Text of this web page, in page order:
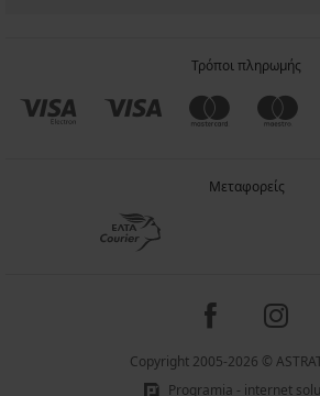
Τρόποι πληρωμής
Μεταφορείς
Copyright 2005-2026 ©
Programia - internet